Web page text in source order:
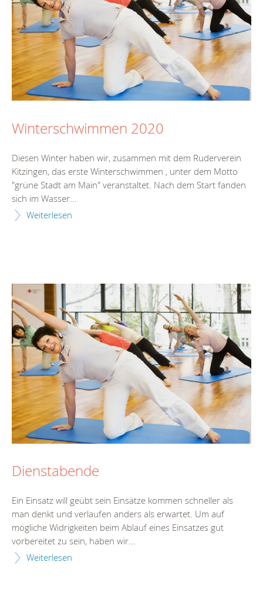
Winterschwimmen 2020
Diesen Winter haben wir, zusammen mit dem Ruderverein
Kitzingen, das erste Winterschwimmen , unter dem Motto
"grüne Stadt am Main" veranstaltet. Nach dem Start fanden
sich im Wasser...
Weiterlesen
Dienstabende
Ein Einsatz will geübt sein Einsätze kommen schneller als
man denkt und verlaufen anders als erwartet. Um auf
mögliche Widrigkeiten beim Ablauf eines Einsatzes gut
vorbereitet zu sein, haben wir...
Weiterlesen